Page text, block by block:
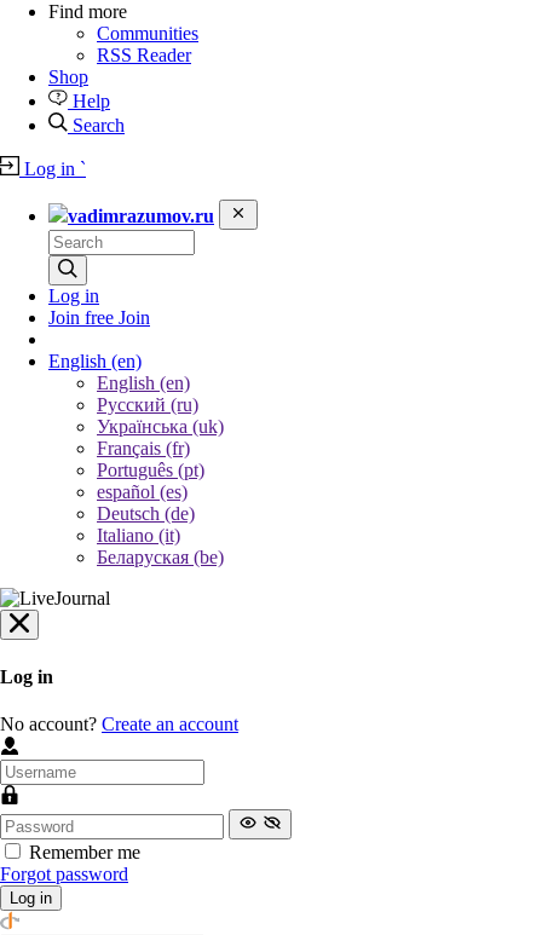
Find more
Communities
RSS Reader
Shop
Help
Search
Log in `
vadimrazumov.ru
Log in
Join free Join
English (en)
English (en)
Русский (ru)
Українська (uk)
Français (fr)
Português (pt)
español (es)
Deutsch (de)
Italiano (it)
Беларуская (be)
Log in
No account? Create an account
Remember me
Forgot password
Log in